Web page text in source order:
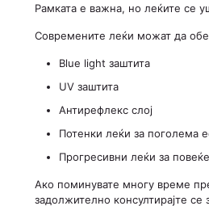
Рамката е важна, но леќите се
Современите леќи можат да
Blue light заштита
UV заштита
Антирефлекс слој
Потенки леќи за поголема
Прогресивни леќи за повеќе
Ако поминувате многу време
задолжително консултирајте се